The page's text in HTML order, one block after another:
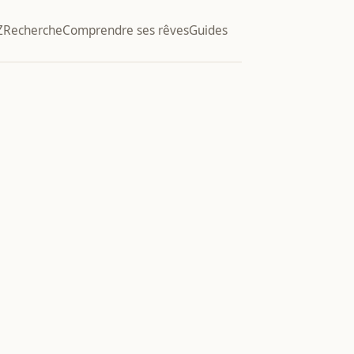
RechercheComprendre ses rêvesGuides